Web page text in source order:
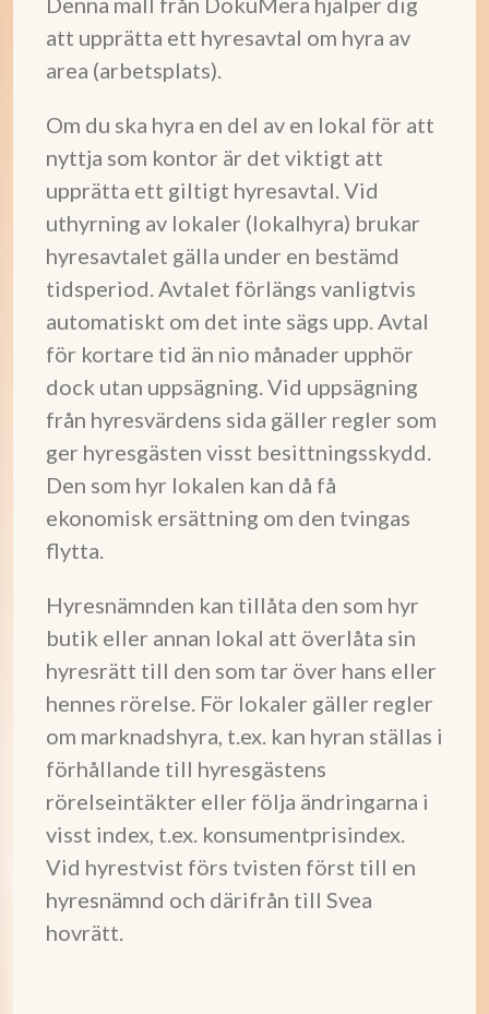
att upprätta ett hyresavtal om hyra av
area (arbetsplats).
Om du ska hyra en del av en lokal för att
nyttja som kontor är det viktigt att
upprätta ett giltigt hyresavtal. Vid
uthyrning av lokaler (lokalhyra) brukar
hyresavtalet gälla under en bestämd
tidsperiod. Avtalet förlängs vanligtvis
automatiskt om det inte sägs upp. Avtal
för kortare tid än nio månader upphör
dock utan uppsägning. Vid uppsägning
från hyresvärdens sida gäller regler som
ger hyresgästen visst besittningsskydd.
Den som hyr lokalen kan då få
ekonomisk ersättning om den tvingas
flytta.
Hyresnämnden kan tillåta den som hyr
butik eller annan lokal att överlåta sin
hyresrätt till den som tar över hans eller
hennes rörelse. För lokaler gäller regler
om marknadshyra, t.ex. kan hyran ställas i
förhållande till hyresgästens
rörelseintäkter eller följa ändringarna i
visst index, t.ex. konsumentprisindex.
Vid hyrestvist förs tvisten först till en
hyresnämnd och därifrån till Svea
hovrätt.